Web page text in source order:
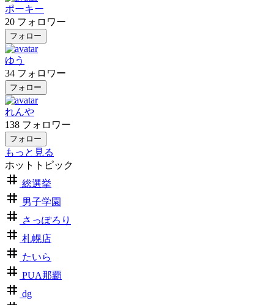
ポーキー
20 フォロワー
フォロー
ゆう
34 フォロワー
フォロー
れんや
138 フォロワー
フォロー
もっと見る
ホットトピック
総選挙
男子学園
さっぽろり
札幌店
たいら
PUA那覇
dg